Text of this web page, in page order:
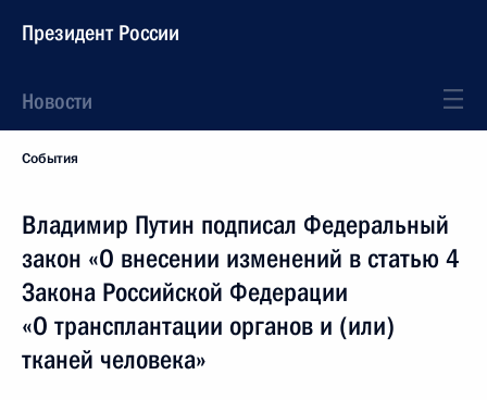
Президент России
Новости
События
Владимир Путин подписал Федеральный
закон «О внесении изменений в статью 4
Закона Российской Федерации
«О трансплантации органов и (или)
тканей человека»